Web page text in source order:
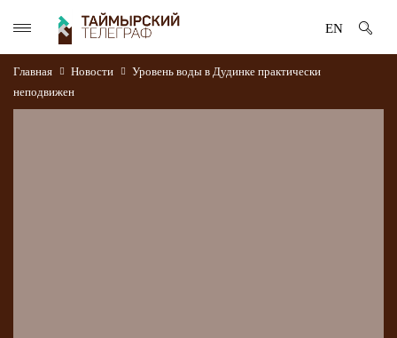
EN
Главная Новости
Уровень воды в Дудинке практически
неподвижен